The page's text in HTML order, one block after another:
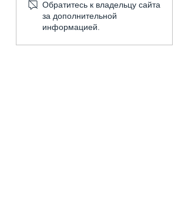
ROYAL FRESH Full DC
EU Inverter.
Обратитесь к владельцу сайта
за дополнительной
информацией.